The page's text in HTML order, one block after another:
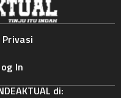
In
di: